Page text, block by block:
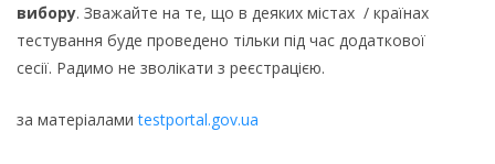
вибору. Зважайте на те, що в деяких містах / країнах
тестування буде проведено тільки під час додаткової
сесії. Радимо не зволікати з реєстрацією.
за матеріаламиtestportal.gov.ua